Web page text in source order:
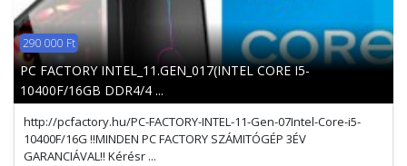
290 000 Ft
PC FACTORY INTEL_11.GEN_017(INTEL CORE I5-
10400F/16GB DDR4/4 ...
http://pcfactory.hu/PC-FACTORY-INTEL-11-Gen-07Intel-Core-i5-
10400F/16G !!MINDEN PC FACTORY SZÁMITÓGÉP 3ÉV
GARANCIÁVAL!! Kérésr ...